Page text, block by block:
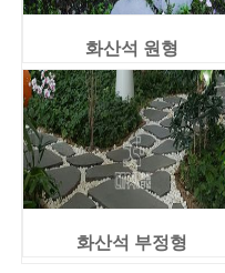
화산석 원형
화산석 부정형